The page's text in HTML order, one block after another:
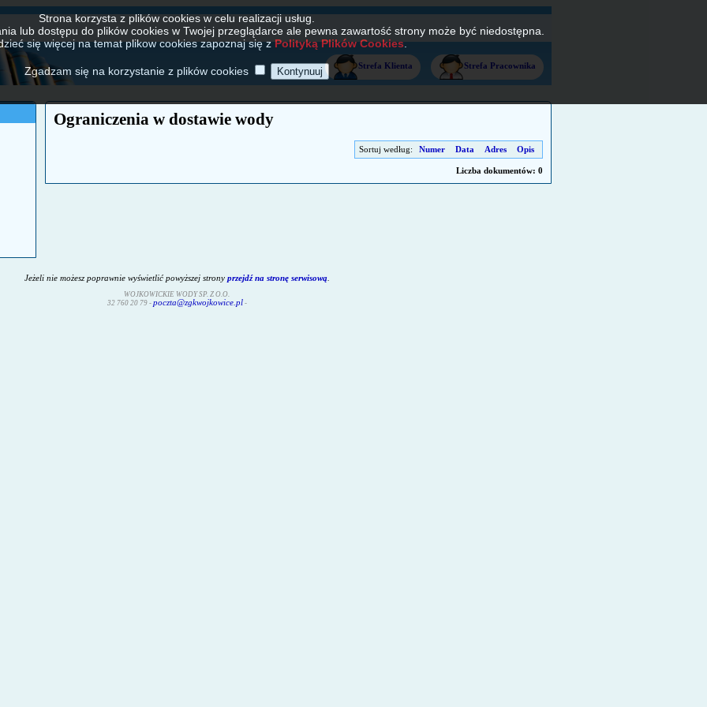
Strefa Klienta Strefa Pracownika
Ograniczenia w dostawie wody
Sortuj według: Numer Data Adres Opis
Liczba dokumentów: 0
Jeżeli nie możesz poprawnie wyświetlić powyższej strony przejdź na stronę serwisową.
WOJKOWICKIE WODY SP. Z O.O.
32 760 20 79- poczta@zgkwojkowice.pl-
Strona korzysta z plików cookies w celu realizacji usług.
lub dostępu do plików cookies w Twojej przeglądarce ale pewna zawartość strony może być niedostępna.
się więcej na temat plikow cookies zapoznaj się zPolityką Plików Cookies.
Zgadzam się na korzystanie z plików cookies